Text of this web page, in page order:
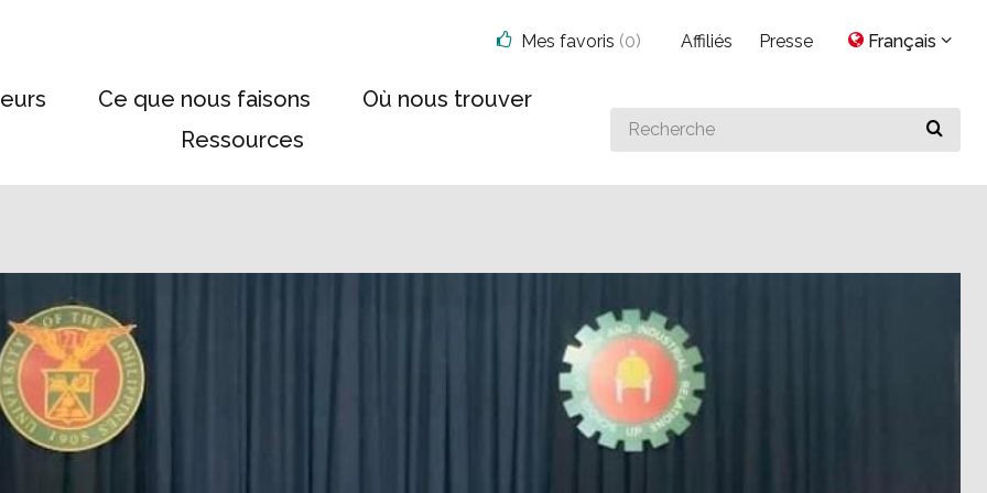
Ce que nous faisons
Où nous trouver
Ressources
Search
for
Mes favoris (0) Affiliés Presse Français